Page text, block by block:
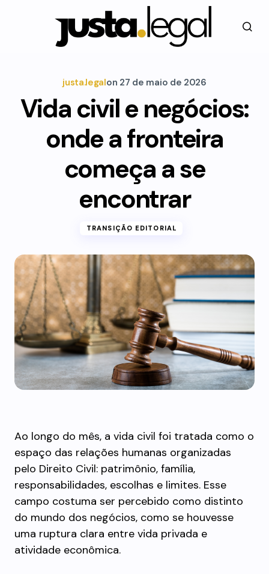
justa.legalon 27 de maio de 2026
Vida civil e negócios:
onde a fronteira
começa a se
encontrar
TRANSIÇÃO EDITORIAL
Ao longo do mês, a vida civil foi tratada como o
espaço das relações humanas organizadas
pelo Direito Civil: patrimônio, família,
responsabilidades, escolhas e limites. Esse
campo costuma ser percebido como distinto
do mundo dos negócios, como se houvesse
uma ruptura clara entre vida privada e
atividade econômica.